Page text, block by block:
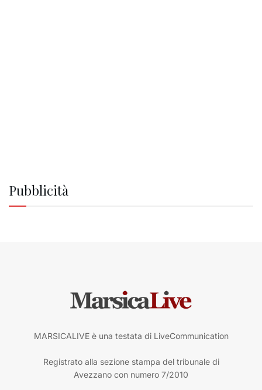
Pubblicità
MARSICALIVE è una testata di LiveCommunication
Registrato alla sezione stampa del tribunale di
Avezzano con numero 7/2010